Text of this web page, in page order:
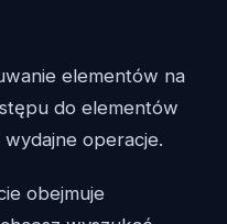
elementów na
do elementów
operacje.
obejmuje